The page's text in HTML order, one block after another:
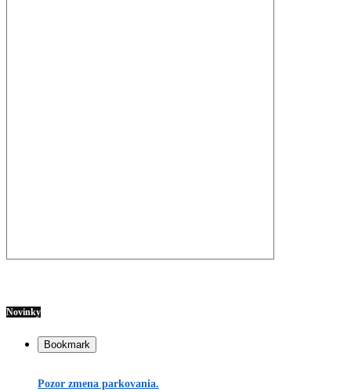
Novinky
Bookmark
Pozor zmena parkovania.